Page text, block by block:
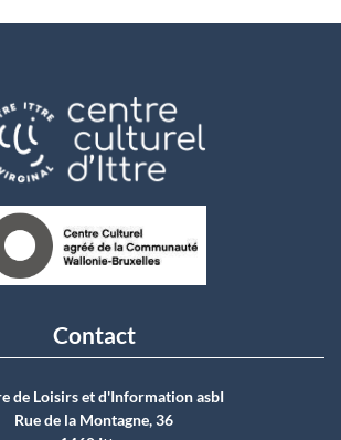
Contact
de Loisirs et d'Information asbI
Rue de la Montagne, 36